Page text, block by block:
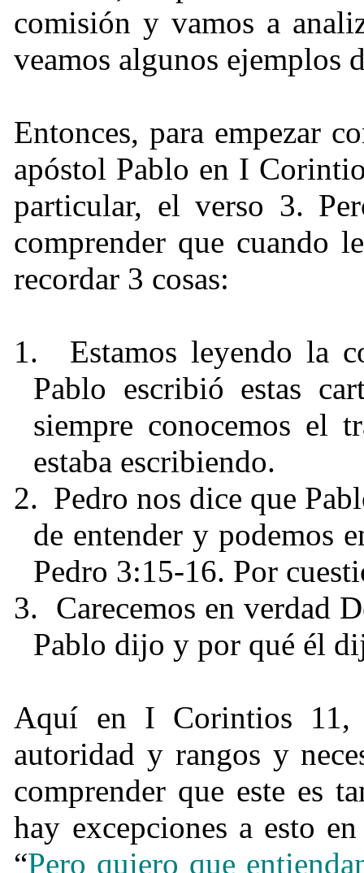
comisión y vamos a
veamos algunos ejemplos
Entonces, para empezar
apóstol Pablo en I
particular, el verso 3.
comprender que cuando
recordar 3 cosas:
1.
Estamos leyendo la
Pablo escribió estas
siempre conocemos el
estaba escribiendo.
2. Pedro nos dice que
de entender y podemos
Pedro 3:15-16. Por
3. Carecemos en verdad
Pablo dijo y por qué él
Aquí en I Corintios 11,
autoridad y rangos y
comprender que este es
hay excepciones a esto
“Pero quiero que